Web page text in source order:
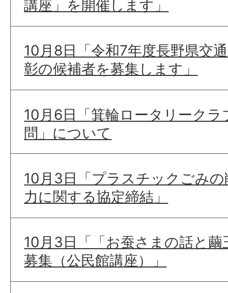
講座」を開催します」
10月8日「令和7年度長野県交
彰の候補者を募集します」
10月6日「箕輪ロータリークラ
問」について
10月3日「プラスチックごみ
力に関する協定締結」
10月3日「「お蚕さまの話と
募集（公民館講座）」